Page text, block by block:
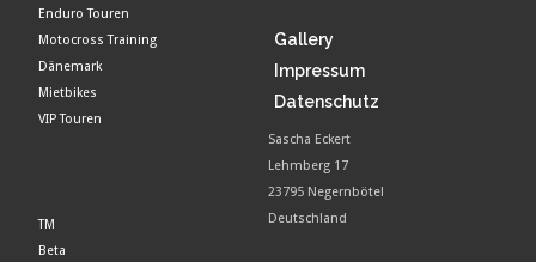
Enduro Touren
Motocross Training
Dänemark
Mietbikes
VIP Touren
TM
Beta
Gallery
Impressum
Datenschutz
Sascha Eckert
Lehmberg 17
23795 Negernbötel
Deutschland